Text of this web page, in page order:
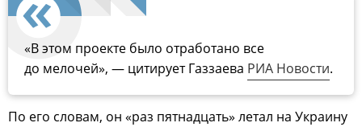
«В этом проекте было отработано все
до мелочей», — цитирует Газзаева РИА Новости.
По его словам, он «раз пятнадцать» летал на Украину